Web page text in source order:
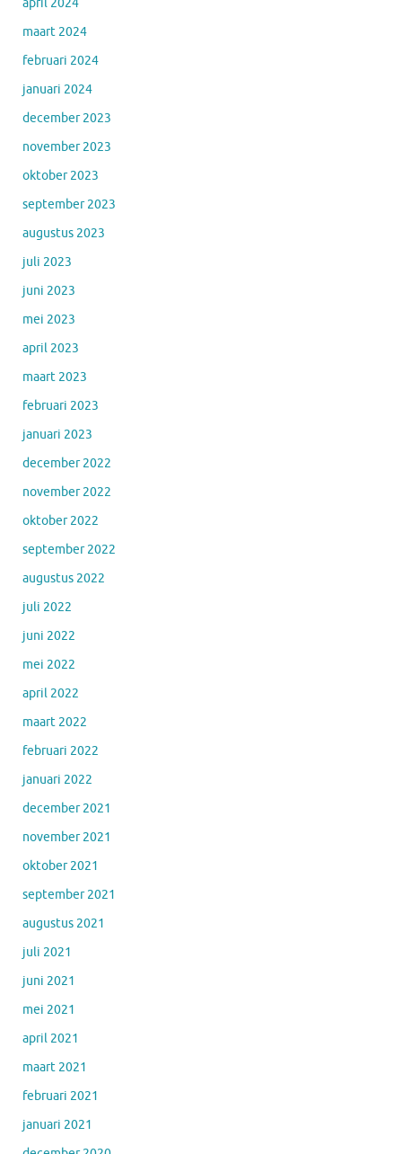
april 2024
maart 2024
februari 2024
januari 2024
december 2023
november 2023
oktober 2023
september 2023
augustus 2023
juli 2023
juni 2023
mei 2023
april 2023
maart 2023
februari 2023
januari 2023
december 2022
november 2022
oktober 2022
september 2022
augustus 2022
juli 2022
juni 2022
mei 2022
april 2022
maart 2022
februari 2022
januari 2022
december 2021
november 2021
oktober 2021
september 2021
augustus 2021
juli 2021
juni 2021
mei 2021
april 2021
maart 2021
februari 2021
januari 2021